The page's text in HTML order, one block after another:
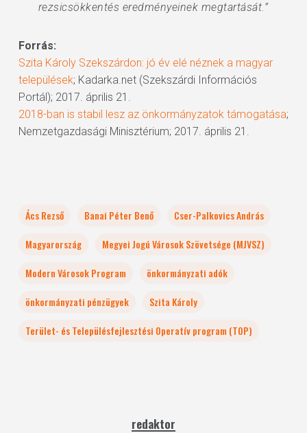
rezsicsökkentés eredményeinek megtartását.”
Forrás:
Szita Károly Szekszárdon: jó év elé néznek a magyar
települések; Kadarka.net (Szekszárdi Információs
Portál); 2017. április 21.
2018-ban is stabil lesz az önkormányzatok támogatása;
Nemzetgazdasági Minisztérium; 2017. április 21.
Ács Rezső Banai Péter Benő
Cser-Palkovics András
Magyarország
Megyei Jogú Városok Szövetsége (MJVSZ)
Modern Városok Program
önkormányzati adók
önkormányzati pénzügyek
Szita Károly
Terület- és Településfejlesztési Operatív program (TOP)
redaktor